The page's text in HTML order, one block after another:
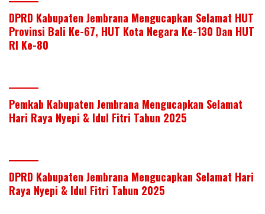
DPRD Kabupaten Jembrana Mengucapkan Selamat HUT
Provinsi Bali Ke-67, HUT Kota Negara Ke-130 Dan HUT
RI Ke-80
Pemkab Kabupaten Jembrana Mengucapkan Selamat
Hari Raya Nyepi & Idul Fitri Tahun 2025
DPRD Kabupaten Jembrana Mengucapkan Selamat Hari
Raya Nyepi & Idul Fitri Tahun 2025